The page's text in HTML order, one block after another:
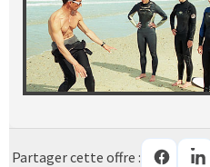
Partager cette offre :